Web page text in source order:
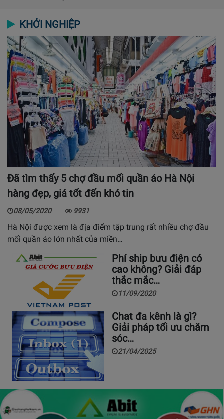
KHỞI NGHIỆP
Đã tìm thấy 5 chợ đầu mối quần áo Hà Nội
hàng đẹp, giá tốt đến khó tin
08/05/2020 9931
Hà Nội được xem là địa điểm tập trung rất nhiều chợ đầu
mối quần áo lớn nhất của miền…
Phí ship bưu điện có
cao không? Giải đáp
thắc mắc…
11/09/2020
Chat đa kênh là gì?
Giải pháp tối ưu chăm
sóc…
21/04/2025